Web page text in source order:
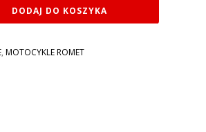
DODAJ DO KOSZYKA
, MOTOCYKLE ROMET